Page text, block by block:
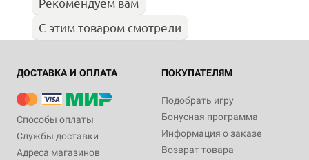
С этим товаром смотрели
ДОСТАВКА И ОПЛАТА
Способы оплаты
Службы доставки
Адреса магазинов
ПОКУПАТЕЛЯМ
Подобрать игру
Бонусная программа
Информация о заказе
Возврат товара